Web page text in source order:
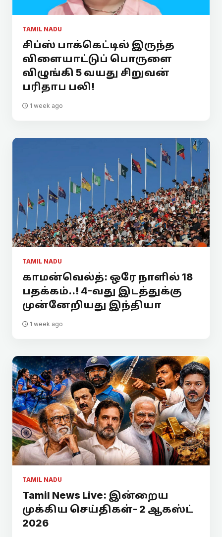
TAMIL NADU
சிப்ஸ் பாக்கெட்டில் இருந்த
விளையாட்டுப் பொருளை
விழுங்கி 5 வயது சிறுவன்
பரிதாப பலி!
1 week ago
TAMIL NADU
காமன்வெல்த்: ஒரே நாளில் 18
பதக்கம்..! 4-வது இடத்துக்கு
முன்னேறியது இந்தியா
1 week ago
TAMIL NADU
Tamil News Live: இன்றைய
முக்கிய செய்திகள்- 2 ஆகஸ்ட்
2026